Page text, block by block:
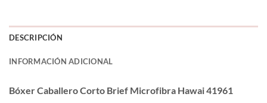
DESCRIPCIÓN
INFORMACIÓN ADICIONAL
Bóxer Caballero Corto Brief Microfibra Hawai 41961